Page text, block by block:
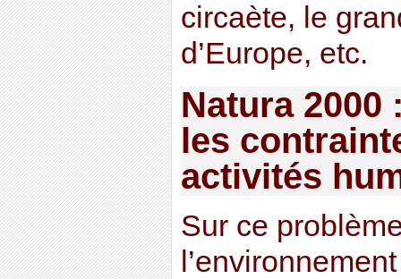
circaète, le
d’Europe, etc.
Natura 2000
les
activités
Sur ce